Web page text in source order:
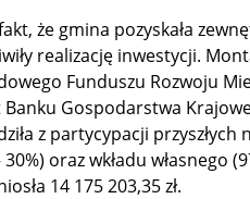
że gmina pozyskała
realizację inwestycji.
Funduszu Rozwoju
Gospodarstwa
z partycypacji przyszłych
oraz wkładu własnego
14 175 203,35 zł.